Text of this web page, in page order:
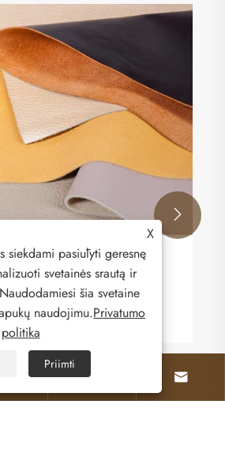
„Litchi“ automobilių mikropluošto
ir kodėl jis idealiai tinka
automobilių interjerui
daugiau >>

 
X
siekdami pasiūlyti geresnę
svetainės srautą ir
šia svetaine
naudojimu.Privatumo
politika
Priimti